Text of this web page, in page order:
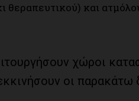
θεραπευτικού) και
χώροι
οι παρακάτω